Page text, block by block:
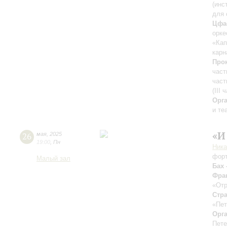
для
(III
и
26 мая 2025
19:00
Пн
Малый зал
«И
Бах